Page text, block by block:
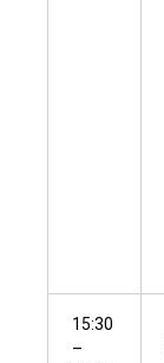
15:30
–